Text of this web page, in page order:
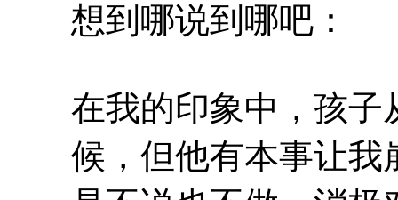
想到哪说到哪吧：
在我的印象中，孩子
候，但他有本事让我